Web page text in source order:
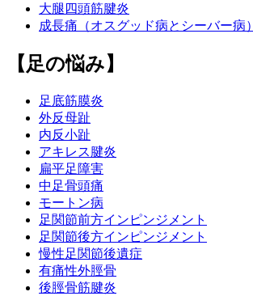
大腿四頭筋腱炎
成長痛（オスグッド病とシーバー病）
【足の悩み】
足底筋膜炎
外反母趾
内反小趾
アキレス腱炎
扁平足障害
中足骨頭痛
モートン病
足関節前方インピンジメント
足関節後方インピンジメント
慢性足関節後遺症
有痛性外脛骨
後脛骨筋腱炎